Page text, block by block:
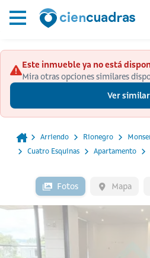
Este inmueble ya no está
Mira otras opciones similares
Ver
Arriendo Rionegro
Cuatro Esquinas
Apartamento
Fotos Mapa